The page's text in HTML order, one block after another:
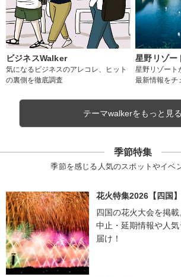
ビジネスWalker
気になるビジネスのアレコレ、ヒット
の裏側を徹底調査
星野リゾー
星野リゾート
最新情報をチ
テーマwalkerをもっと見る
季節特集
季節を感じる人気のスポットやイベ
花火特集2026【四国】
四国の花火大会を掲載
中止・延期情報や人
届け！